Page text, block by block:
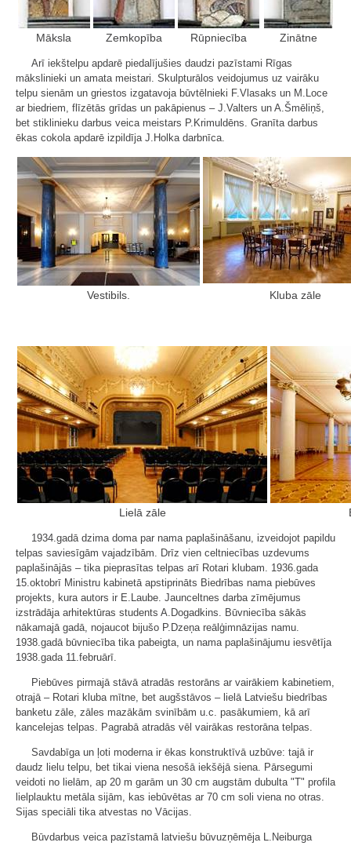
Māksla Zemkopība Rūpniecība Zinātne
Arī iekštelpu apdarē piedalījušies daudzi pazīstami Rīgas
mākslinieki un amata meistari. Skulpturālos veidojumus uz vairāku
telpu sienām un griestos izgatavoja būvtēlnieki F.Vlasaks un M.Loce
ar biedriem, flīzētās grīdas un pakāpienus – J.Valters un A.Šmēliņš,
bet stiklinieku darbus veica meistars P.Krimuldēns. Granīta darbus
ēkas cokola apdarē izpildīja J.Holka darbnīca.
Vestibils. Kluba zāle
Lielā zāle
1934.gadā dzima doma par nama paplašināšanu, izveidojot papildu
telpas saviesīgām vajadzībām. Drīz vien celtniecības uzdevums
paplašinājās – tika pieprasītas telpas arī Rotari klubam. 1936.gada
15.oktobrī Ministru kabinetā apstiprināts Biedrības nama piebūves
projekts, kura autors ir E.Laube. Jaunceltnes darba zīmējumus
izstrādāja arhitektūras students A.Dogadkins. Būvniecība sākās
nākamajā gadā, nojaucot bijušo P.Dzeņa reālģimnāzijas namu.
1938.gadā būvniecība tika pabeigta, un nama paplašinājumu iesvētīja
1938.gada 11.februārī.
Piebūves pirmajā stāvā atradās restorāns ar vairākiem kabinetiem,
otrajā – Rotari kluba mītne, bet augšstāvos – lielā Latviešu biedrības
banketu zāle, zāles mazākām svinībām u.c. pasākumiem, kā arī
kancelejas telpas. Pagrabā atradās vēl vairākas restorāna telpas.
Savdabīga un ļoti moderna ir ēkas konstruktīvā uzbūve: tajā ir
daudz lielu telpu, bet tikai viena nesošā iekšējā siena. Pārsegumi
veidoti no lielām, ap 20 m garām un 30 cm augstām dubulta "T" profila
lielplauktu metāla sijām, kas iebūvētas ar 70 cm soli viena no otras.
Sijas speciāli tika atvestas no Vācijas.
Būvdarbus veica pazīstamā latviešu būvuzņēmēja L.Neiburga